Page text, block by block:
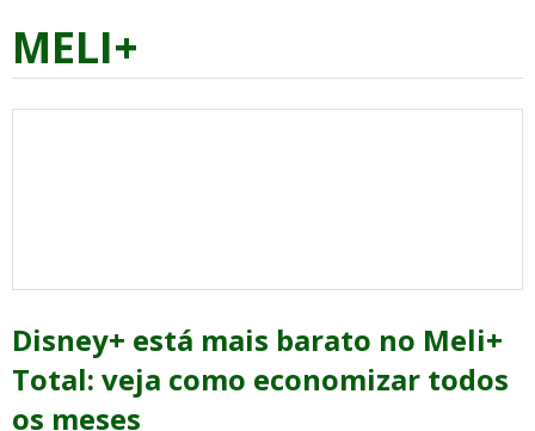
MELI+
Disney+ está mais barato no Meli+
Total: veja como economizar todos
os meses